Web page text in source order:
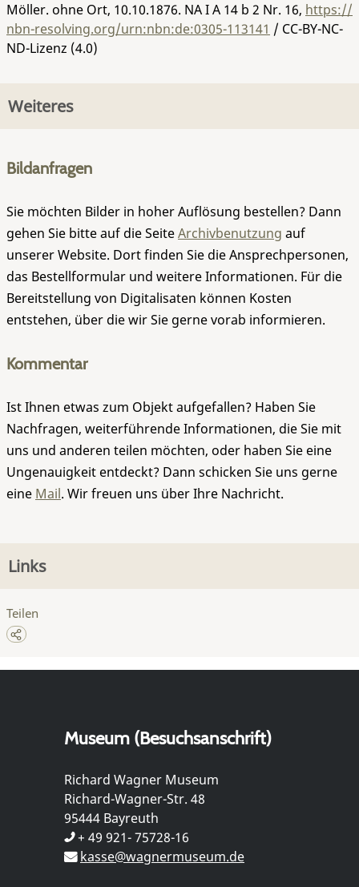
Möller. ohne Ort, 10.10.1876. NA I A 14 b 2 Nr. 16, https://
nbn-resolving.org/urn:nbn:de:0305-113141 / CC-BY-NC-
ND-Lizenz (4.0)
Weiteres
Bildanfragen
Sie möchten Bilder in hoher Auflösung bestellen? Dann
gehen Sie bitte auf die SeiteArchivbenutzung auf
unserer Website. Dort finden Sie die Ansprechpersonen,
das Bestellformular und weitere Informationen. Für die
Bereitstellung von Digitalisaten können Kosten
entstehen, über die wir Sie gerne vorab informieren.
Kommentar
Ist Ihnen etwas zum Objekt aufgefallen? Haben Sie
Nachfragen, weiterführende Informationen, die Sie mit
uns und anderen teilen möchten, oder haben Sie eine
Ungenauigkeit entdeckt? Dann schicken Sie uns gerne
eine Mail. Wir freuen uns über Ihre Nachricht.
Links
Teilen
Museum (Besuchsanschrift)
Richard Wagner Museum
Richard-Wagner-Str. 48
95444 Bayreuth
+ 49 921- 75728-16
kasse@wagnermuseum.de